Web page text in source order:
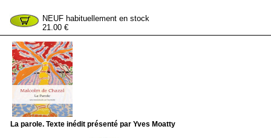
NEUF habituellement en stock
21.00 €
La parole. Texte inédit présenté par Yves Moatty